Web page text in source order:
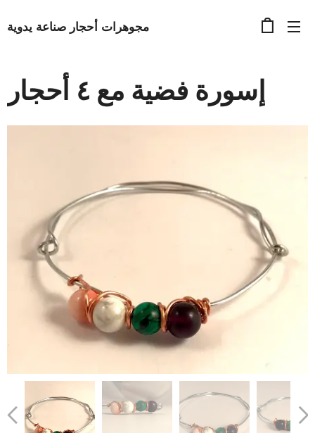
مجوهرات أحجار صناعة يدوية
إسورة فضية مع ٤ أحجار